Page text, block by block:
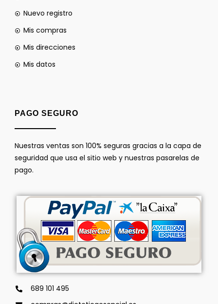
Nuevo registro
Mis compras
Mis direcciones
Mis datos
PAGO SEGURO
Nuestras ventas son 100% seguras gracias a la capa de
seguridad que usa el sitio web y nuestras pasarelas de
pago.
689 101 495